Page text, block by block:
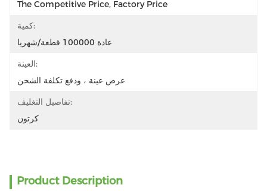
The Competitive Price, Factory Price
كمية:
عادة 100000 قطعة/شهريا
العينة:
عرض عينة ، ودفع تكلفة الشحن
تفاصيل التغليف:
كرتون
Product Description